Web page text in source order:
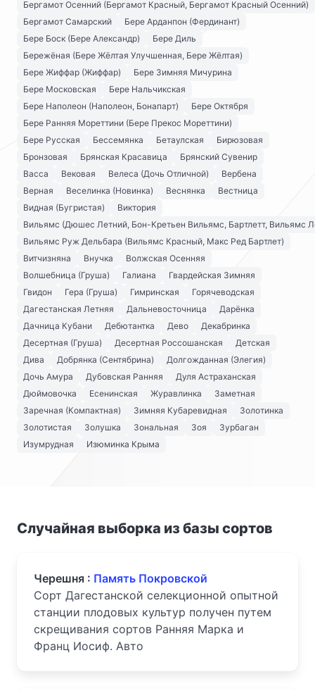
Бергамот Осенний (Бергамот Красный, Бергамот Красный Осенний)
Бергамот Самарский
Бере Арданпон (Фердинант)
Бере Боск (Бере Александр)
Бере Диль
Бережёная (Бере Жёлтая Улучшенная, Бере Жёлтая)
Бере Жиффар (Жиффар)
Бере Зимняя Мичурина
Бере Московская
Бере Нальчикская
Бере Наполеон (Наполеон, Бонапарт)
Бере Октября
Бере Ранняя Мореттини (Бере Прекос Мореттини)
Бере Русская
Бессемянка Бетаулская
Бирюзовая
Бронзовая
Брянская Красавица
Брянский Сувенир
Васса
Вековая Велеса (Дочь Отличной)
Вербена
Верная
Веселинка (Новинка) Веснянка
Вестница
Видная (Бугристая)
Виктория
Вильямс (Дюшес Летний, Бон-Кретьен Вильямс, Бартлетт, Вильямс
Вильямс Руж Дельбара (Вильямс Красный, Макс Ред Бартлет)
Витчизняна
Внучка
Волжская Осенняя
Волшебница (Груша)
Галиана
Гвардейская Зимняя
Гвидон
Гера (Груша) Гимринская
Горячеводская
Дагестанская Летняя
Дальневосточница
Дарёнка
Дачница Кубани
Дебютантка Дево
Декабринка
Десертная (Груша)
Десертная Россошанская
Детская
Дива
Добрянка (Сентябрина)
Долгожданная (Элегия)
Дочь Амура
Дубовская Ранняя
Дуля Астраханская
Дюймовочка
Есенинская Журавлинка
Заметная
Заречная (Компактная)
Зимняя Кубаревидная
Золотинка
Золотистая
Золушка Зональная Зоя
Зурбаган
Изумрудная
Изюминка Крыма
Случайная выборка из базы сортов
Черешня : Память Покровской
Сорт Дагестанской селекционной опытной
станции плодовых культур получен путем
скрещивания сортов Ранняя Марка и
Франц Иосиф. Авто